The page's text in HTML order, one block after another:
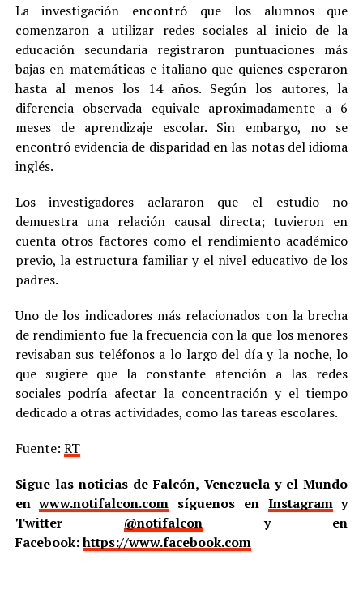
La investigación encontró que los alumnos que
comenzaron a utilizar redes sociales al inicio de la
educación secundaria registraron puntuaciones más
bajas en matemáticas e italiano que quienes esperaron
hasta al menos los 14 años. Según los autores, la
diferencia observada equivale aproximadamente a 6
meses de aprendizaje escolar. Sin embargo, no se
encontró evidencia de disparidad en las notas del idioma
inglés.
Los investigadores aclararon que el estudio no
demuestra una relación causal directa; tuvieron en
cuenta otros factores como el rendimiento académico
previo, la estructura familiar y el nivel educativo de los
padres.
Uno de los indicadores más relacionados con la brecha
de rendimiento fue la frecuencia con la que los menores
revisaban sus teléfonos a lo largo del día y la noche, lo
que sugiere que la constante atención a las redes
sociales podría afectar la concentración y el tiempo
dedicado a otras actividades, como las tareas escolares.
Fuente: RT
Sigue las noticias de Falcón, Venezuela y el Mundo
enwww.notifalcon.com síguenos en Instagramy
Twitter @notifalcony en
Facebook:https://www.facebook.com